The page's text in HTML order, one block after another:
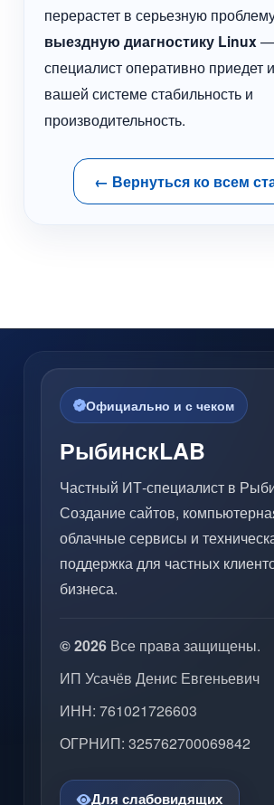
перерастет в серьезную
выездную диагностику Linux—
специалист оперативно приедет
вашей системе стабильность и
производительность.
← Вернуться ко всем
Официально и с чеком
РыбинскLAB
Частный ИТ-специалист в
Создание сайтов,
облачные сервисы и
поддержка для частных
бизнеса.
© 2026 Все права защищены.
ИП Усачёв Денис Евгеньевич
ИНН: 761021726603
ОГРНИП: 325762700069842
Для слабовидящих